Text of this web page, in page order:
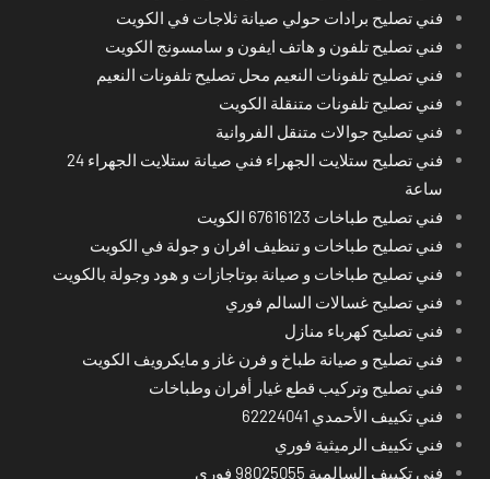
فني تصليح برادات حولي صيانة ثلاجات في الكويت
فني تصليح تلفون و هاتف ايفون و سامسونج الكويت
فني تصليح تلفونات النعيم محل تصليح تلفونات النعيم
فني تصليح تلفونات متنقلة الكويت
فني تصليح جوالات متنقل الفروانية
فني تصليح ستلايت الجهراء فني صيانة ستلايت الجهراء 24
ساعة
فني تصليح طباخات 67616123 الكويت
فني تصليح طباخات و تنظيف افران و جولة في الكويت
فني تصليح طباخات و صيانة بوتاجازات و هود وجولة بالكويت
فني تصليح غسالات السالم فوري
فني تصليح كهرباء منازل
فني تصليح و صيانة طباخ و فرن غاز و مايكرويف الكويت
فني تصليح وتركيب قطع غيار أفران وطباخات
فني تكييف الأحمدي 62224041
فني تكييف الرميثية فوري
فني تكييف السالمية 98025055 فوري